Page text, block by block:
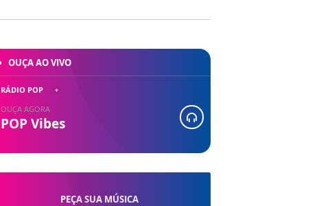
PEÇA SUA MÚSICA
OUÇA AO VIVO
RÁDIO POP
OUÇA AGORA
POP Vibes